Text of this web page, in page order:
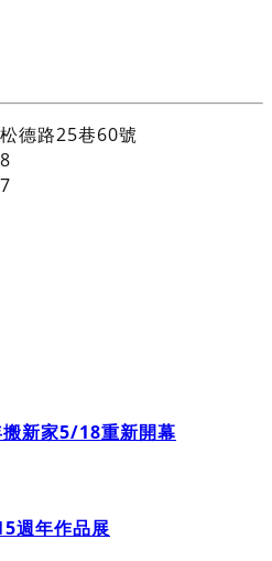
德路25巷60號
新家5/18重新開幕
週年作品展